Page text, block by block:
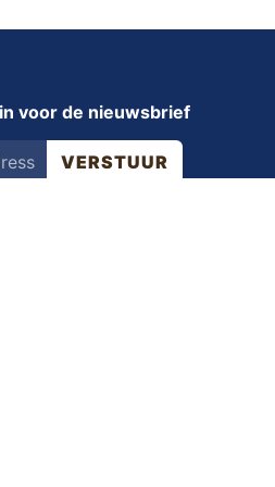
voor de nieuwsbrief
VERSTUUR